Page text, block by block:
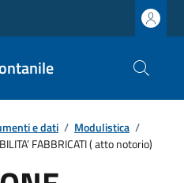
e dati / Modulistica /
FABBRICATI ( atto notorio)